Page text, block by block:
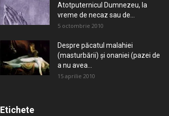
Atotputernicul Dumnezeu, la
vreme de necaz sau de...
5 octombrie 2010
Despre păcatul malahiei
(masturbării) şi onaniei (pazei de
a nu avea...
15 aprilie 2010
Etichete